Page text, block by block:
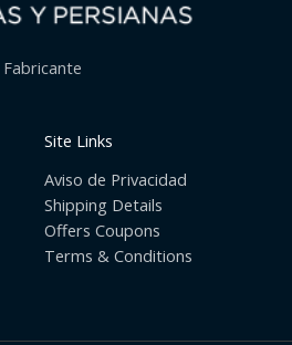
Fabricante
Site Links
Aviso de Privacidad
Shipping Details
Offers Coupons
Terms & Conditions